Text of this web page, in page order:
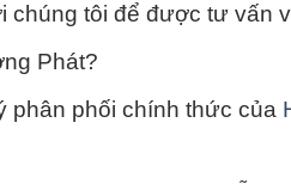
chúng tôi để được tư vấn
Phát?
phân phối chính thức của